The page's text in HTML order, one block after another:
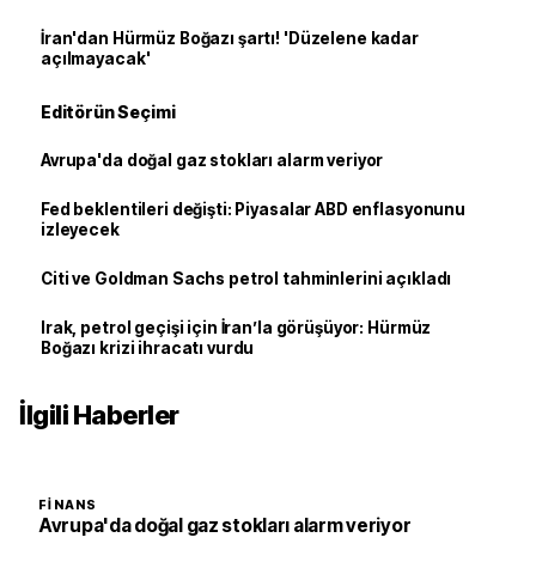
İran'dan Hürmüz Boğazı şartı! 'Düzelene kadar
açılmayacak'
Editörün Seçimi
Avrupa'da doğal gaz stokları alarm veriyor
Fed beklentileri değişti: Piyasalar ABD enflasyonunu
izleyecek
Citi ve Goldman Sachs petrol tahminlerini açıkladı
Irak, petrol geçişi için İran’la görüşüyor: Hürmüz
Boğazı krizi ihracatı vurdu
İlgili Haberler
FINANS
Avrupa'da doğal gaz stokları alarm veriyor